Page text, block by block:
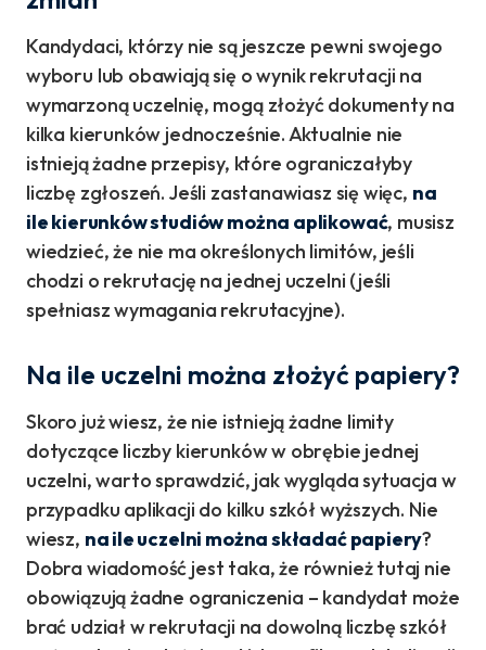
Kandydaci, którzy nie są jeszcze pewni swojego
wyboru lub obawiają się o wynik rekrutacji na
wymarzoną uczelnię, mogą złożyć dokumenty na
kilka kierunków jednocześnie. Aktualnie nie
istnieją żadne przepisy, które ograniczałyby
liczbę zgłoszeń. Jeśli zastanawiasz się więc, na
ile kierunków studiów można aplikować, musisz
wiedzieć, że nie ma określonych limitów, jeśli
chodzi o rekrutację na jednej uczelni (jeśli
spełniasz wymagania rekrutacyjne).
Na ile uczelni można złożyć papiery?
Skoro już wiesz, że nie istnieją żadne limity
dotyczące liczby kierunków w obrębie jednej
uczelni, warto sprawdzić, jak wygląda sytuacja w
przypadku aplikacji do kilku szkół wyższych. Nie
wiesz, na ile uczelni można składać papiery?
Dobra wiadomość jest taka, że również tutaj nie
obowiązują żadne ograniczenia – kandydat może
brać udział w rekrutacji na dowolną liczbę szkół